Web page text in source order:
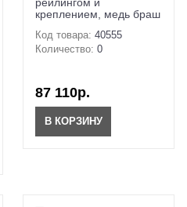
рейлингом и
креплением, медь браш
Код товара: 40555
Количество: 0
87 110р.
В КОРЗИНУ